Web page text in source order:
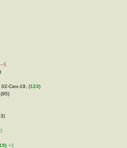
–1
02-Сен-19, (123)
) +1